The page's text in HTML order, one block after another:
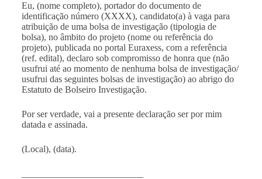
Eu, (nome completo), portador do documento de
identificação número (XXXX), candidato(a) à vaga para
atribuição de uma bolsa de investigação (tipologia de
bolsa), no âmbito do projeto (nome ou referência do
projeto), publicada no portal Euraxess, com a referência
(ref. edital), declaro sob compromisso de honra que (não
usufrui até ao momento de nenhuma bolsa de investigação/
usufrui das seguintes bolsas de investigação) ao abrigo do
Estatuto de Bolseiro Investigação.
Por ser verdade, vai a presente declaração ser por mim
datada e assinada.
(Local), (data).